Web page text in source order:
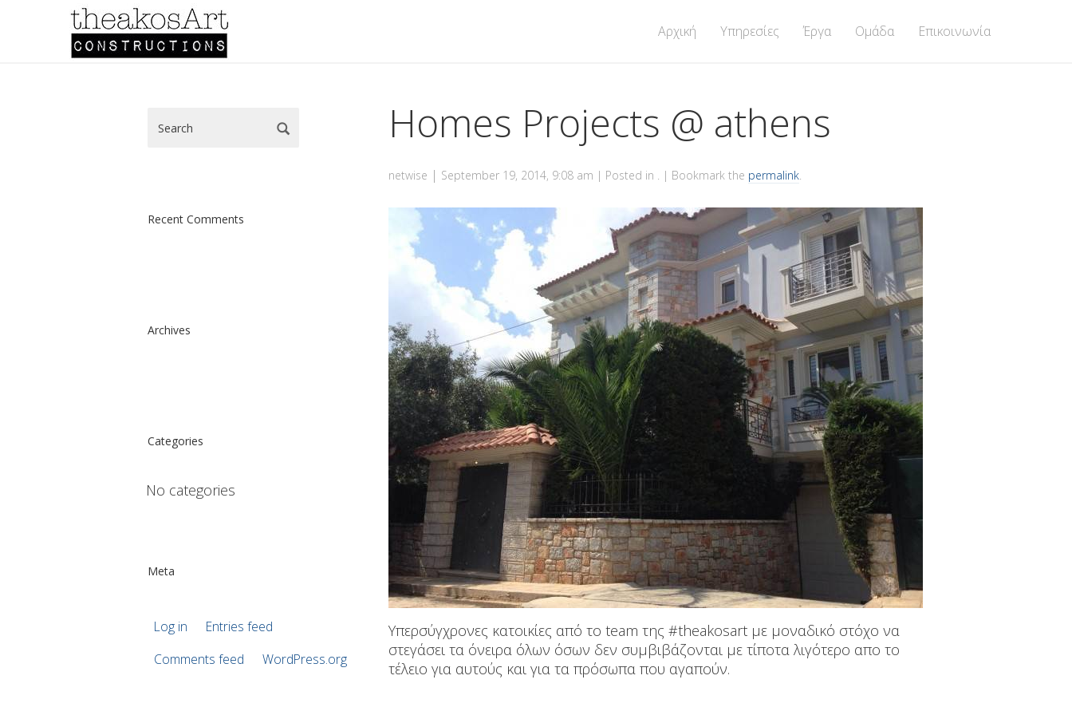
Αρχική Υπηρεσίες Έργα Ομάδα Επικοινωνία
Recent Comments
Archives
Categories
No categories
Meta
Log in
Entries feed
Comments feed
WordPress.org
Homes Projects @ athens
netwise | September 19, 2014, 9:08 am | Posted in . | Bookmark the permalink.
Υπερσύγχρονες κατοικίες από το team της #theakosart με μοναδικό στόχο να
στεγάσει τα όνειρα όλων όσων δεν συμβιβάζονται με τίποτα λιγότερο απο το
τέλειο για αυτούς και για τα πρόσωπα που αγαπούν.